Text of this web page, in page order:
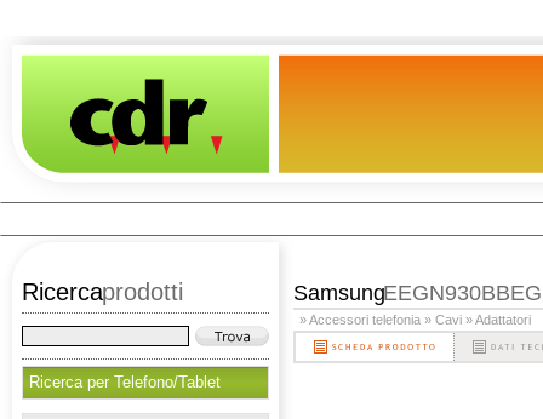
Ricercaprodotti
Ricerca per Telefono/Tablet
Samsung
» Accessori telefonia » Cavi » Adattatori